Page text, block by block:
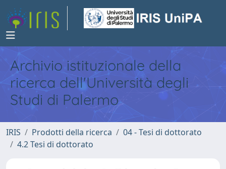
Archivio istituzionale della
ricerca dell'Università degli
Studi di Palermo
IRIS Prodotti della ricerca
04 - Tesi di dottorato
4.2 Tesi di dottorato